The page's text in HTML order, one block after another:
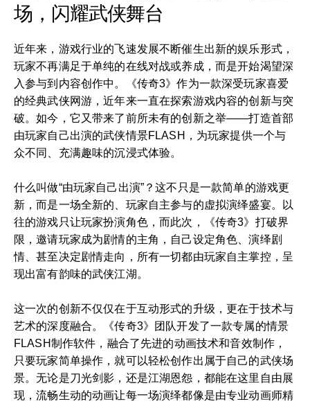
场，闪耀武侠舞台
近年来，游戏行业的飞速发展不断催生出新的娱乐形式，
玩家不再满足于单纯的在线对战或养成，而是开始渴望深
入参与到内容创作中。《传奇3》作为一款深受玩家喜爱
的经典武侠网游，近年来一直在探索游戏内容的创新与突
破。如今，它又带来了前所未有的创新之举——打造首部
由玩家自己出演的武侠情景FLASH，为玩家提供一个与
众不同、充满趣味的沉浸式体验。
什么叫做“由玩家自己出演”？这不只是一款简单的游戏更
新，而是一场全新的、玩家自主参与的虚拟演绎盛宴。以
往的游戏只让玩家扮演角色，而此次，《传奇3》打破界
限，邀请玩家成为剧情的主角，自己设定角色、演绎剧
情、甚至决定剧情走向，所有一切都由玩家自主掌控，呈
现出富有韵味的武侠江湖。
这一次的创新不仅仅在于互动形式的升级，更在于技术与
艺术的深度融合。《传奇3》团队开发了一款专属的情景
FLASH制作软件，融合了先进的动画技术和音效制作，
只要玩家简单操作，就可以轻松创作出属于自己的武侠场
景。无论是刀光剑影，还是江湖恩怨，都能在这里自由展
现，流畅生动的动画让每一场演绎都像是由专业动画师精